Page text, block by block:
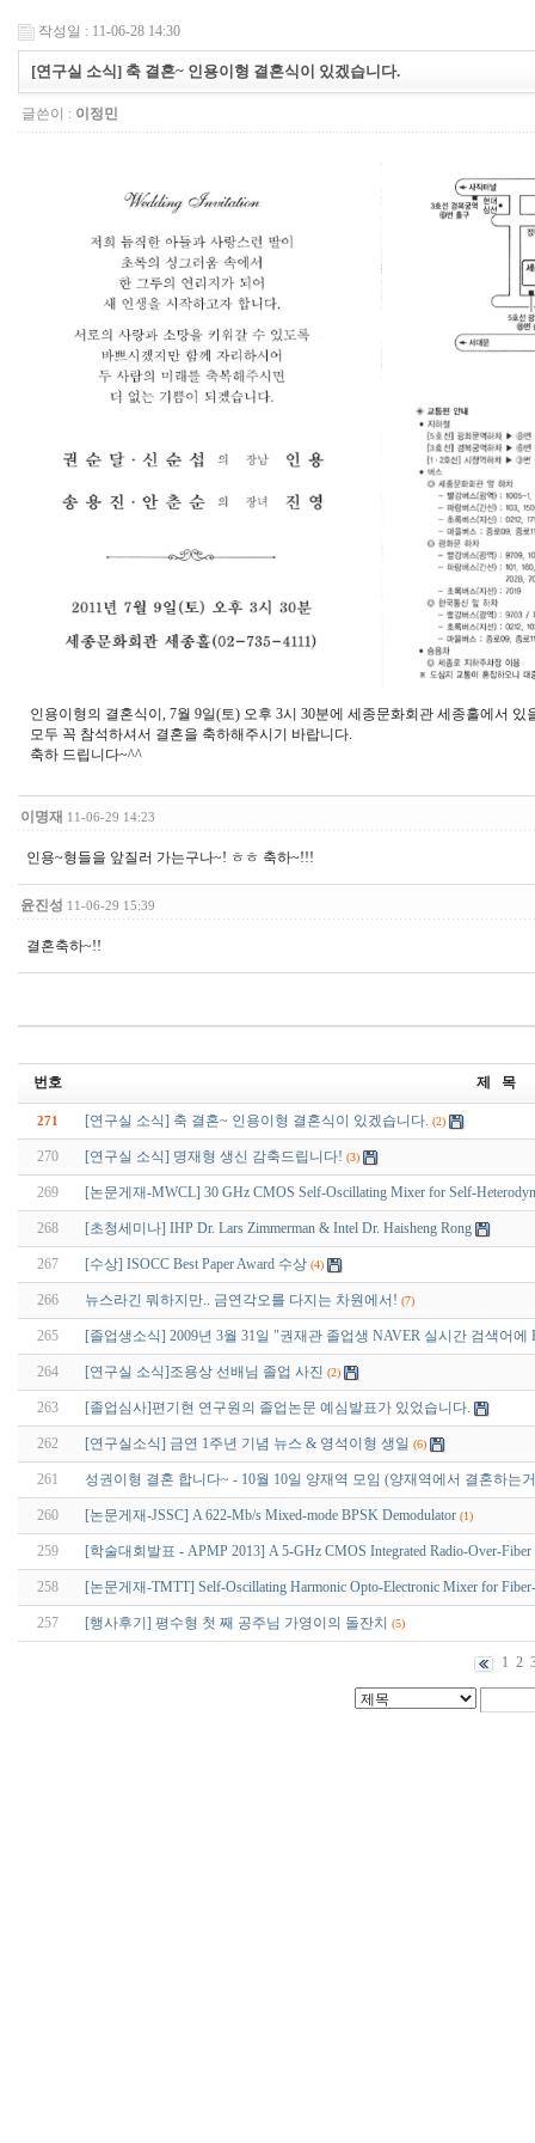
작성일 : 11-06-28 14:30
[연구실 소식] 축 결혼~ 인용이형 결혼식이 있겠습니다.
글쓴이 : 이정민
인용이형의 결혼식이, 7월 9일(토) 오후 3시 30분에 세종문화회관 세종홀에서 있
모두 꼭 참석하셔서 결혼을 축하해주시기 바랍니다.
축하 드립니다~^^
이명재 11-06-29 14:23
인용~형들을 앞질러 가는구나~! ㅎㅎ 축하~!!!
윤진성 11-06-29 15:39
결혼축하~!!
번호 제 목
271 [연구실 소식] 축 결혼~ 인용이형 결혼식이 있겠습니다. (2)
270 [연구실 소식] 명재형 생신 감축드립니다! (3)
269 [논문게재-MWCL] 30 GHz CMOS Self-Oscillating Mixer for Self-
268 [초청세미나] IHP Dr. Lars Zimmerman & Intel Dr. Haisheng Rong
267 [수상] ISOCC Best Paper Award 수상 (4)
266 뉴스라긴 뭐하지만.. 금연각오를 다지는 차원에서! (7)
265 [졸업생소식] 2009년 3월 31일 "권재관 졸업생 NAVER 실시간 검색어에
264 [연구실 소식]조용상 선배님 졸업 사진 (2)
263 [졸업심사]편기현 연구원의 졸업논문 예심발표가 있었습니다.
262 [연구실소식] 금연 1주년 기념 뉴스 & 영석이형 생일 (6)
261 성권이형 결혼 합니다~ - 10월 10일 양재역 모임 (양재역에서 결혼하는
260 [논문게재-JSSC] A 622-Mb/s Mixed-mode BPSK Demodulator (1)
259 [학술대회발표 - APMP 2013] A 5-GHz CMOS Integrated Radio-Over-Fiber
258 [논문게재-TMTT] Self-Oscillating Harmonic Opto-Electronic Mixer for
257 [행사후기] 평수형 첫 째 공주님 가영이의 돌잔치 (5)
1 2